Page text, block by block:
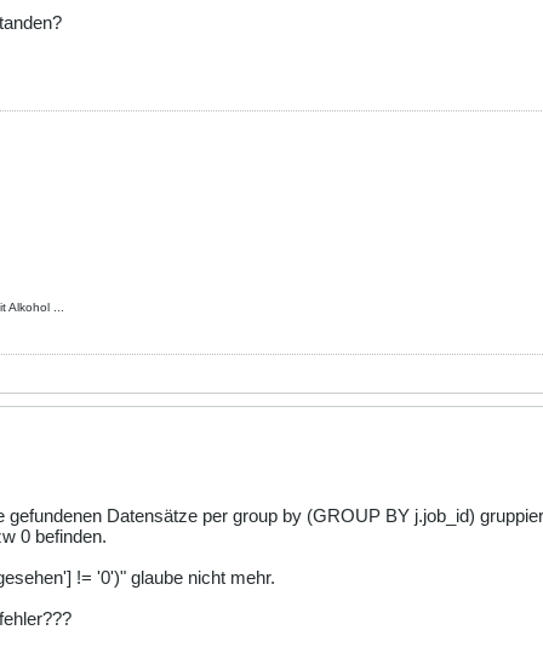
Alkohol ...
gefundenen Datensätze per group by (GROUP BY j.job_id)
0 befinden.
!= '0')" glaube nicht mehr.